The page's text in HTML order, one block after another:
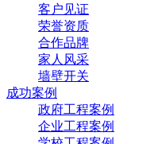
客户见证
荣誉资质
合作品牌
家人风采
墙壁开关
成功案例
政府工程案例
企业工程案例